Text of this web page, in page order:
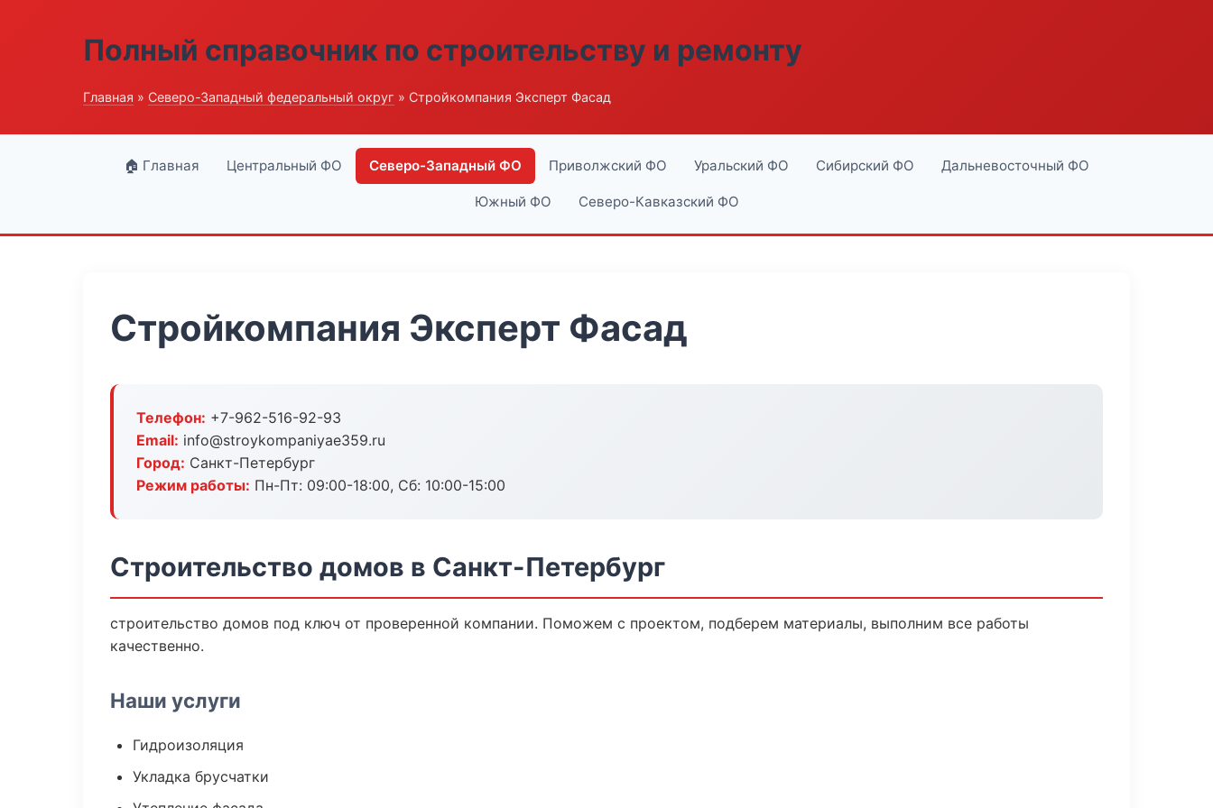
Полный справочник по строительству и ремонту
Главная » Северо-Западный федеральный округ » Стройкомпания Эксперт Фасад
🏠 Главная Центральный ФО Северо-Западный ФО Приволжский ФО Уральский ФО Сибирский ФО Дальневосточный ФО
Южный ФО Северо-Кавказский ФО
Стройкомпания Эксперт Фасад
Телефон: +7-962-516-92-93
Email: info@stroykompaniyae359.ru
Город: Санкт-Петербург
Режим работы: Пн-Пт: 09:00-18:00, Сб: 10:00-15:00
Строительство домов в Санкт-Петербург
строительство домов под ключ от проверенной компании. Поможем с проектом, подберем материалы, выполним все работы
качественно.
Наши услуги
Гидроизоляция
Укладка брусчатки